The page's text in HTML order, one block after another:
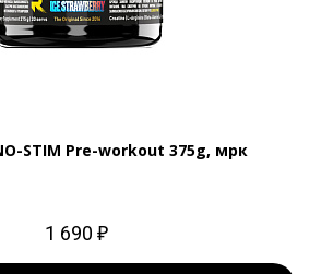
STIM Pre-workout 375g, мрк
1 690 ₽